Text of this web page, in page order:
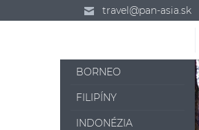
travel@pan-asia.sk
BORNEO
FILIPÍNY
INDONÉZIA